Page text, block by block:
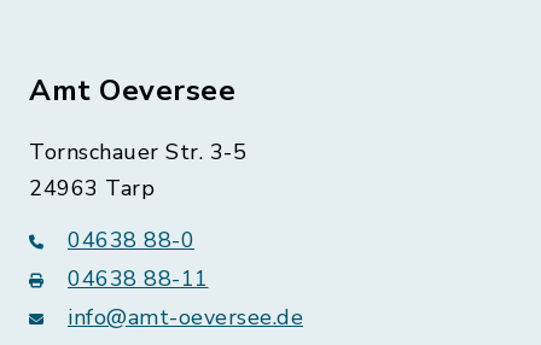
Amt Oeversee
Tornschauer Str. 3-5
24963 Tarp
04638 88-0
04638 88-11
info@amt-oeversee.de